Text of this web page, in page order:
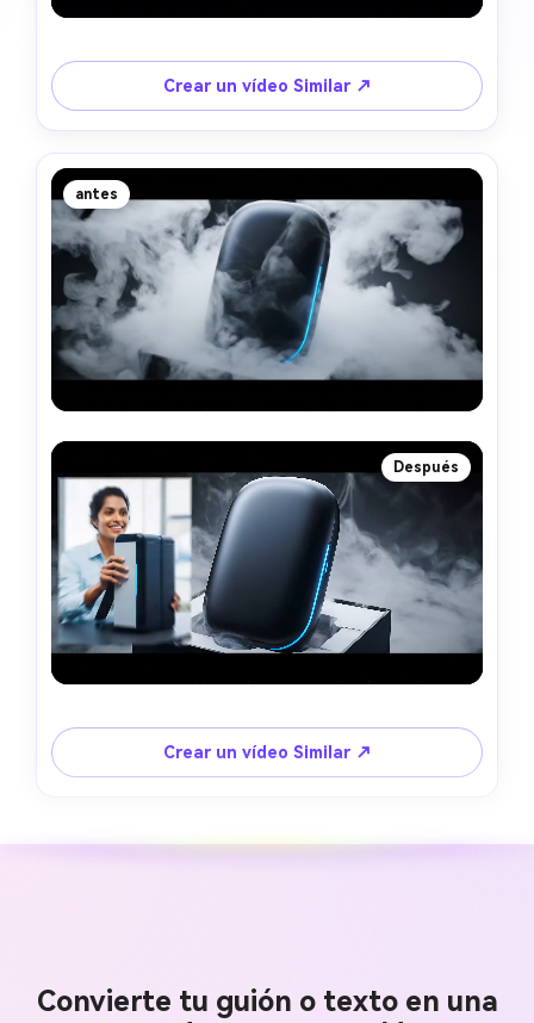
Crear un vídeo Similar ↗
antes
Después
Crear un vídeo Similar ↗
Convierte tu guión o texto en una